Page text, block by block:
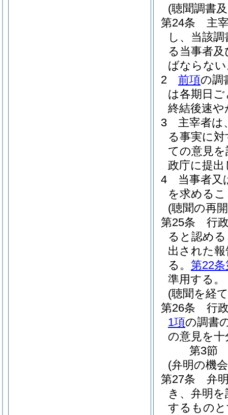
(聴聞調書
第24条
主
し、当該
る当事者
ばならな
2
前項の調
は各期日
終結後速
3
主宰者は
る事実に
ての意見
政庁に提
4
当事者又
を求める
(聴聞の再
第25条
行
ると認め
出された
る。 第22
準用する。
(聴聞を経
第26条
行
1項の調書
の意見を
第3節
(弁明の機
第27条
弁
き、弁明
するもの